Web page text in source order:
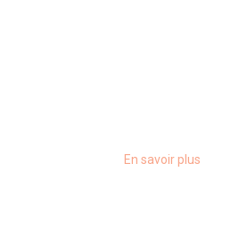
En savoir plus